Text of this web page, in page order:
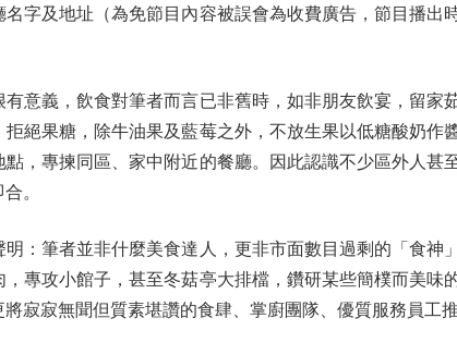
字及地址（為免節目內容被誤會為收費廣告，節目播出
義，飲食對筆者而言已非舊時，如非朋友飲宴，留家
絕果糖，除牛油果及藍莓之外，不放生果以低糖酸奶
，專揀同區、家中附近的餐廳。因此認識不少區外人
。
筆者並非什麼美食達人，更非市面數目過剩的「食神
專攻小館子，甚至冬菇亭大排檔，鑽研某些簡樸而美
寂寂無聞但質素堪讚的食肆、掌廚團隊、優質服務員工